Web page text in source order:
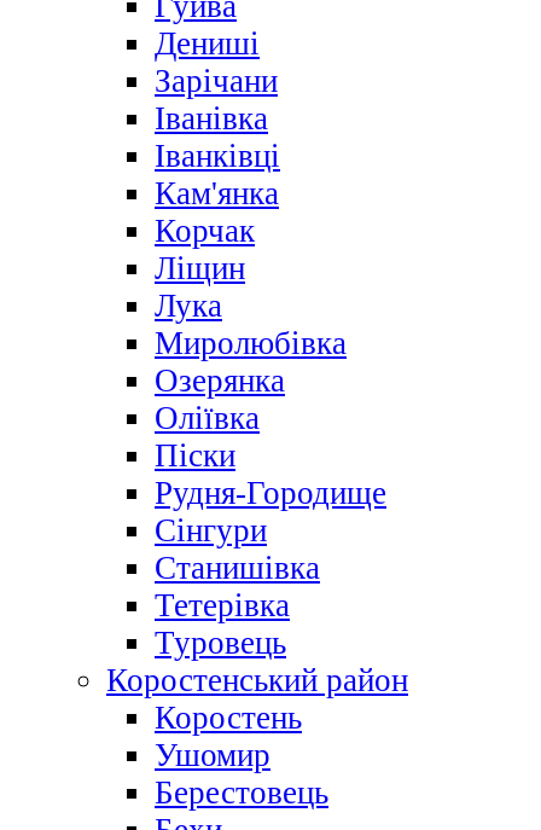
Дениші
Зарічани
Іванівка
Іванківці
Кам'янка
Корчак
Ліщин
Лука
Миролюбівка
Озерянка
Оліївка
Піски
Рудня-Городище
Сінгури
Станишівка
Тетерівка
Туровець
Коростенський район
Коростень
Ушомир
Берестовець